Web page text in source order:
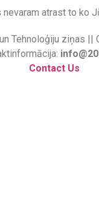
atrast to ko
Tehnoloģiju ziņas ||
Contact Us